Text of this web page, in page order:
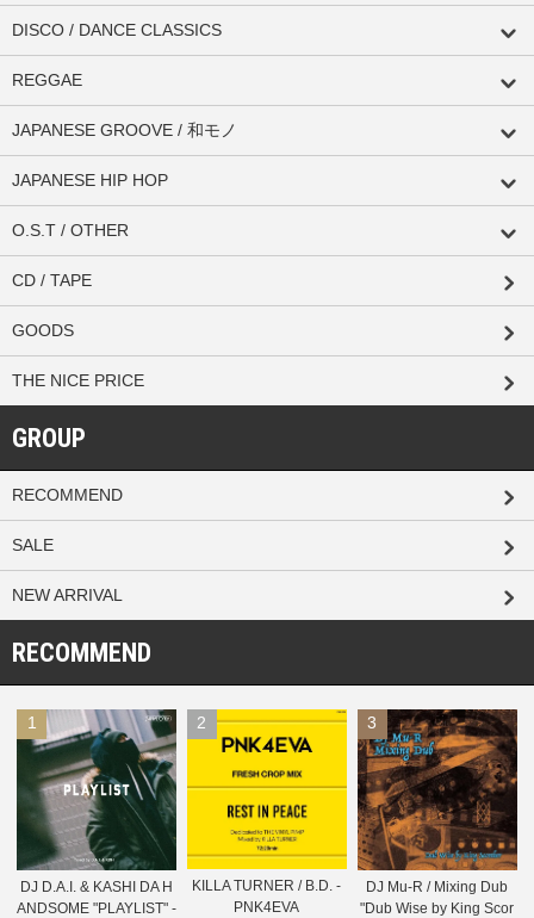
DISCO / DANCE CLASSICS
REGGAE
JAPANESE GROOVE / 和モノ
JAPANESE HIP HOP
O.S.T / OTHER
CD / TAPE
GOODS
THE NICE PRICE
GROUP
RECOMMEND
SALE
NEW ARRIVAL
RECOMMEND
1
DJ D.A.I. & KASHI DA H
ANDSOME "PLAYLIST" -
2
KILLA TURNER / B.D. -
PNK4EVA
3
DJ Mu-R / Mixing Dub
"Dub Wise by King Scor